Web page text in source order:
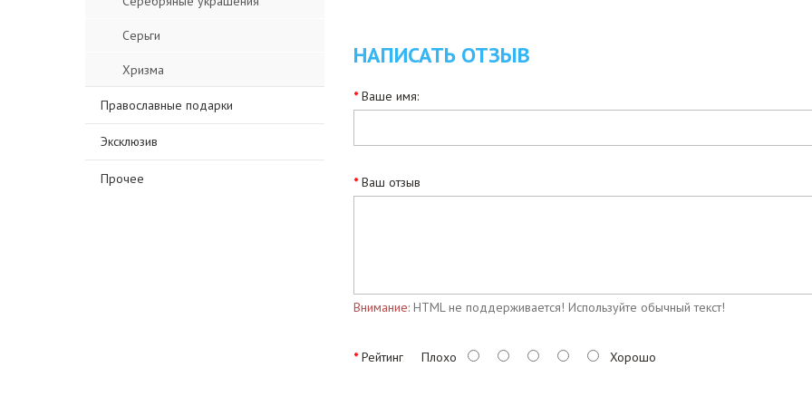
Серьги
Хризма
Православные подарки
Эксклюзив
Прочее
НАПИСАТЬ ОТЗЫВ
Ваше имя:
Ваш отзыв
Внимание:HTML не поддерживается! Используйте обычный текст!
РейтингПлохо Хорошо